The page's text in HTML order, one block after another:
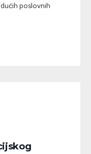
poslovnih